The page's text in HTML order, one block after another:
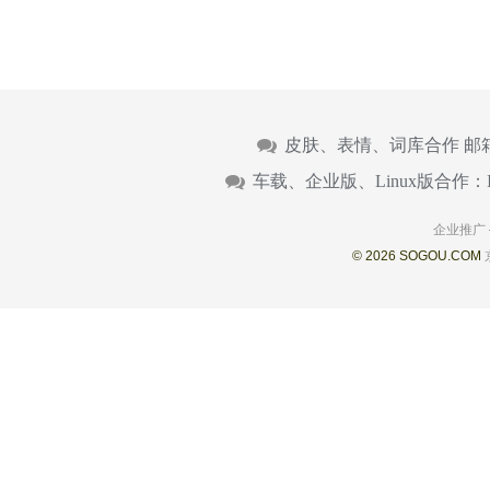
皮肤、表情、词库合作 邮
车载、企业版、Linux版合作：
企业推广
© 2026 SOGOU.COM